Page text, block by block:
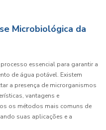
Microbiológica da
essencial para garantir a
de água potável. Existem
a presença de microrganismos
vantagens e
os métodos mais comuns de
suas aplicações e a